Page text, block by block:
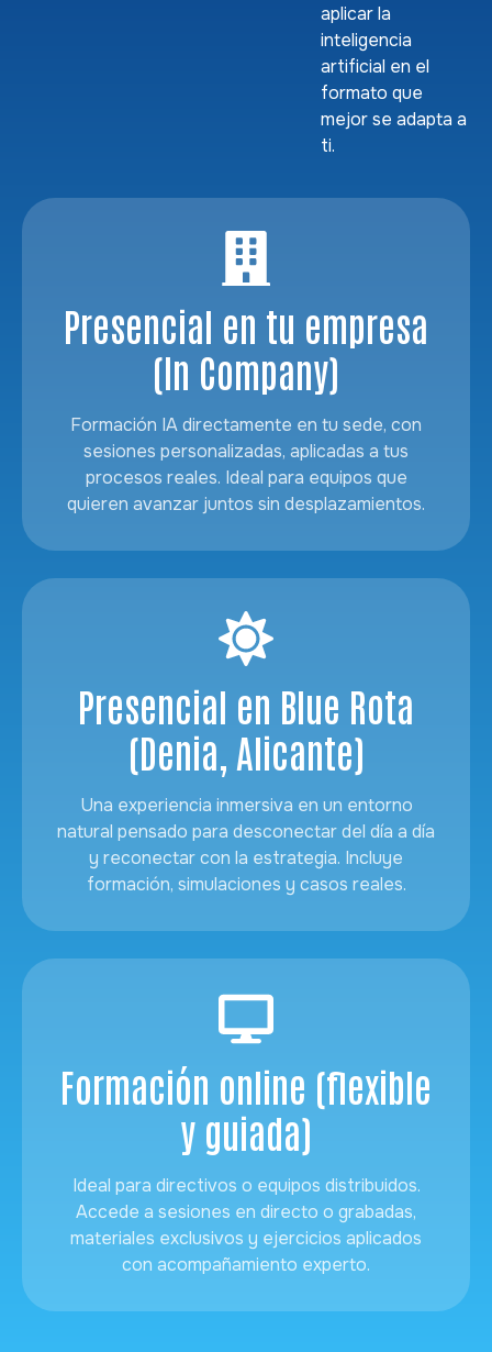
aplicar la
inteligencia
artificial en el
formato que
mejor se adapta a
ti.
Presencial en tu empresa
(In Company)
Formación IA directamente en tu sede, con
sesiones personalizadas, aplicadas a tus
procesos reales. Ideal para equipos que
quieren avanzar juntos sin desplazamientos.
Presencial en Blue Rota
(Denia, Alicante)
Una experiencia inmersiva en un entorno
natural pensado para desconectar del día a día
y reconectar con la estrategia. Incluye
formación, simulaciones y casos reales.
Formación online (flexible
y guiada)
Ideal para directivos o equipos distribuidos.
Accede a sesiones en directo o grabadas,
materiales exclusivos y ejercicios aplicados
con acompañamiento experto.